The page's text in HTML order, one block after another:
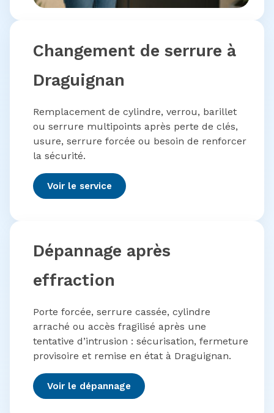
Changement de serrure à
Draguignan
Remplacement de cylindre, verrou, barillet
ou serrure multipoints après perte de clés,
usure, serrure forcée ou besoin de renforcer
la sécurité.
Voir le service
Dépannage après
effraction
Porte forcée, serrure cassée, cylindre
arraché ou accès fragilisé après une
tentative d’intrusion : sécurisation, fermeture
provisoire et remise en état à Draguignan.
Voir le dépannage